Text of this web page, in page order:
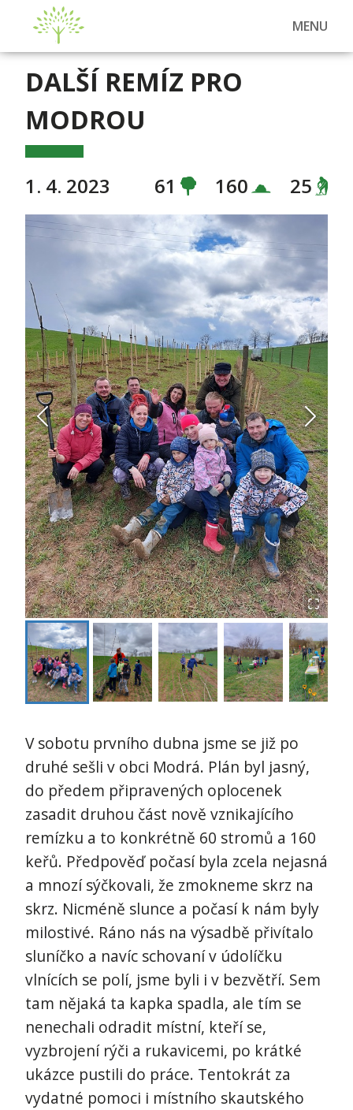
MENU
DALŠÍ REMÍZ PRO
MODROU
1. 4. 2023 61 160 25
V sobotu prvního dubna jsme se již po
druhé sešli v obci Modrá. Plán byl jasný,
do předem připravených oplocenek
zasadit druhou část nově vznikajícího
remízku a to konkrétně 60 stromů a 160
keřů. Předpověď počasí byla zcela nejasná
a mnozí sýčkovali, že zmokneme skrz na
skrz. Nicméně slunce a počasí k nám byly
milostivé. Ráno nás na výsadbě přivítalo
sluníčko a navíc schovaní v údolíčku
vlnících se polí, jsme byli i v bezvětří. Sem
tam nějaká ta kapka spadla, ale tím se
nenechali odradit místní, kteří se,
vyzbrojení rýči a rukavicemi, po krátké
ukázce pustili do práce. Tentokrát za
vydatné pomoci i místního skautského